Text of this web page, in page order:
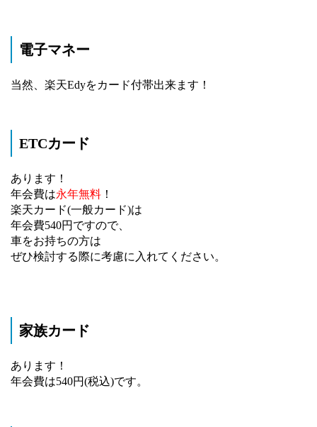
電子マネー
当然、楽天Edyをカード付帯出来ます！
ETCカード
あります！
年会費は永年無料 ！
楽天カード(一般カード)は
年会費540円ですので、
車をお持ちの方は
ぜひ検討する際に考慮に入れてください。
家族カード
あります！
年会費は540円(税込)です。